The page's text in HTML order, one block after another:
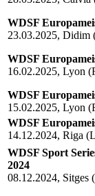
WDSF
23.03.2025, Didim
WDSF
16.02.2025, Lyon
WDSF
15.02.2025, Lyon
WDSF
14.12.2024, Riga
WDSF Sport
2024
08.12.2024, Sitges